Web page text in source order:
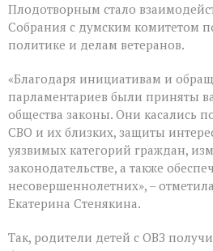
Плодотворным стало
Собрания с думским комитетом
политике и делам ветеранов.
«Благодаря инициативам и
парламентариев были приняты
общества законы. Они касались
СВО и их близких, защиты
уязвимых категорий граждан,
законодательстве, а также
несовершеннолетних», –
Екатерина Стенякина.
Так, родители детей с ОВЗ